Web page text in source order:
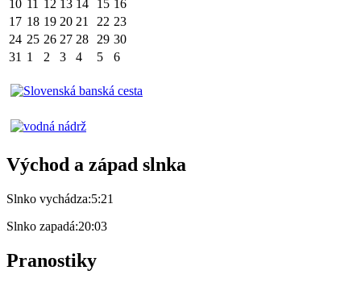
10 11 12 13 14 15 16
17 18 19 20 21 22 23
24 25 26 27 28 29 30
31 1 2 3 4 5 6
Východ a západ slnka
Slnko vychádza:5:21
Slnko zapadá:20:03
Pranostiky